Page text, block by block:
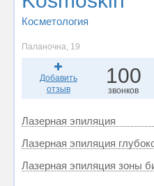
Косметология
Паланочна, 19
Добавить
отзыв
100
звонков
Лазерная эпиляция
Лазерная эпиляция
Лазерная эпиляция зоны